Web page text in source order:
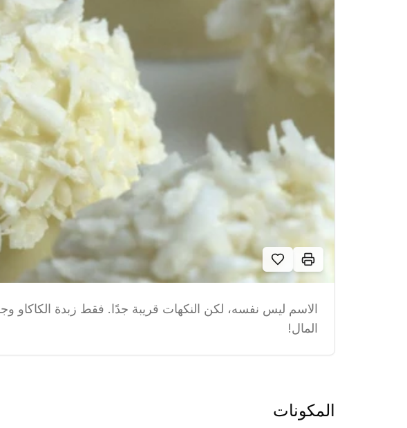
الاسم ليس نفسه، لكن النكهات قريبة جدًا. فقط زبدة الكاكاو
المال!
المكونات